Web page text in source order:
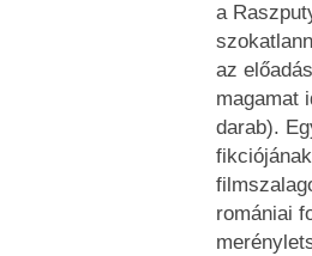
a
az
magamat
darab).
romániai